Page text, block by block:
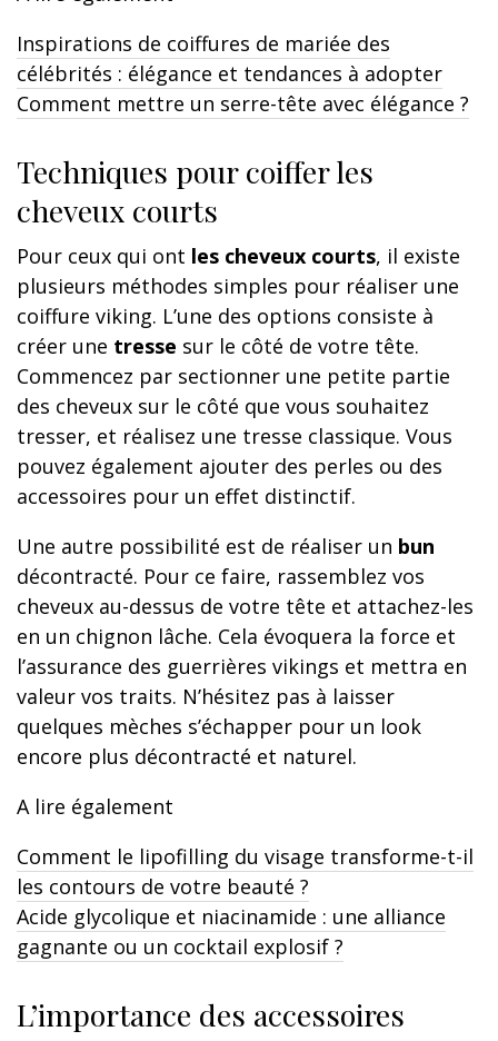
Inspirations de coiffures de mariée des
célébrités : élégance et tendances à adopter
Comment mettre un serre-tête avec élégance ?
Techniques pour coiffer les
cheveux courts
Pour ceux qui ont les cheveux courts, il existe
plusieurs méthodes simples pour réaliser une
coiffure viking. L’une des options consiste à
créer une tresse sur le côté de votre tête.
Commencez par sectionner une petite partie
des cheveux sur le côté que vous souhaitez
tresser, et réalisez une tresse classique. Vous
pouvez également ajouter des perles ou des
accessoires pour un effet distinctif.
Une autre possibilité est de réaliser un bun
décontracté. Pour ce faire, rassemblez vos
cheveux au-dessus de votre tête et attachez-les
en un chignon lâche. Cela évoquera la force et
l’assurance des guerrières vikings et mettra en
valeur vos traits. N’hésitez pas à laisser
quelques mèches s’échapper pour un look
encore plus décontracté et naturel.
A lire également
Comment le lipofilling du visage transforme-t-il
les contours de votre beauté ?
Acide glycolique et niacinamide : une alliance
gagnante ou un cocktail explosif ?
L’importance des accessoires